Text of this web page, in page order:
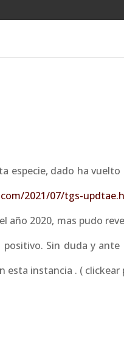
especie, dado ha
2021/07/tgs-
año 2020, mas pudo
Sin duda y
esta instancia . ( clickear